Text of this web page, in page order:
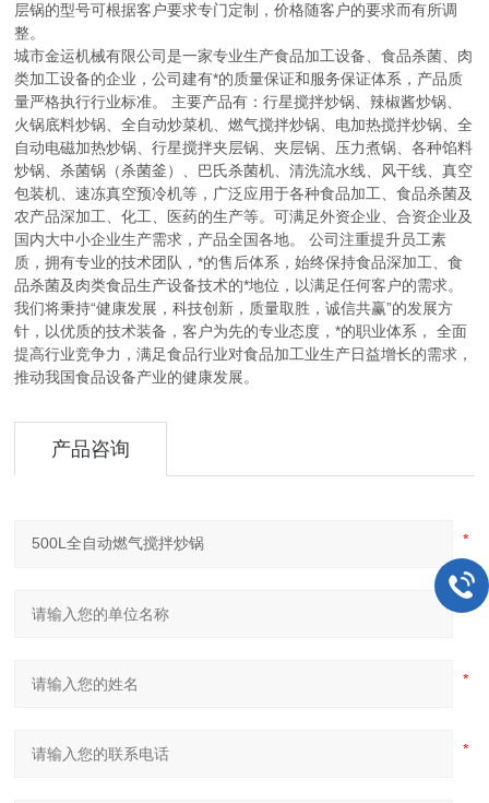
层锅的型号可根据客户要求专门定制，价格随客户的要求而有所调
整。
城市金运机械有限公司是一家专业生产食品加工设备、食品杀菌、肉
类加工设备的企业，公司建有*的质量保证和服务保证体系，产品质
量严格执行行业标准。 主要产品有：行星搅拌炒锅、辣椒酱炒锅、
火锅底料炒锅、全自动炒菜机、燃气搅拌炒锅、电加热搅拌炒锅、全
自动电磁加热炒锅、行星搅拌夹层锅、夹层锅、压力煮锅、各种馅料
炒锅、杀菌锅（杀菌釜）、巴氏杀菌机、清洗流水线、风干线、真空
包装机、速冻真空预冷机等，广泛应用于各种食品加工、食品杀菌及
农产品深加工、化工、医药的生产等。可满足外资企业、合资企业及
国内大中小企业生产需求，产品全国各地。 公司注重提升员工素
质，拥有专业的技术团队，*的售后体系，始终保持食品深加工、食
品杀菌及肉类食品生产设备技术的*地位，以满足任何客户的需求。
我们将秉持“健康发展，科技创新，质量取胜，诚信共赢”的发展方
针，以优质的技术装备，客户为先的专业态度，*的职业体系， 全面
提高行业竞争力，满足食品行业对食品加工业生产日益增长的需求，
推动我国食品设备产业的健康发展。
产品咨询